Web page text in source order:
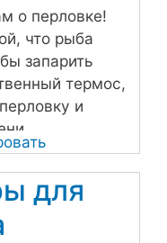
о перловке!
что рыба
запарить
термос,
и
для